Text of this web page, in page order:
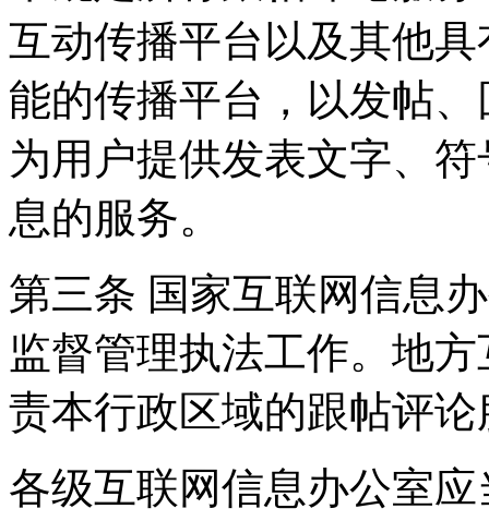
互动传播平台以及其他
能的传播平台，以发帖
为用户提供发表文字、
息的服务。
第三条 国家互联网信息
监督管理执法工作。地
责本行政区域的跟帖评
各级互联网信息办公室